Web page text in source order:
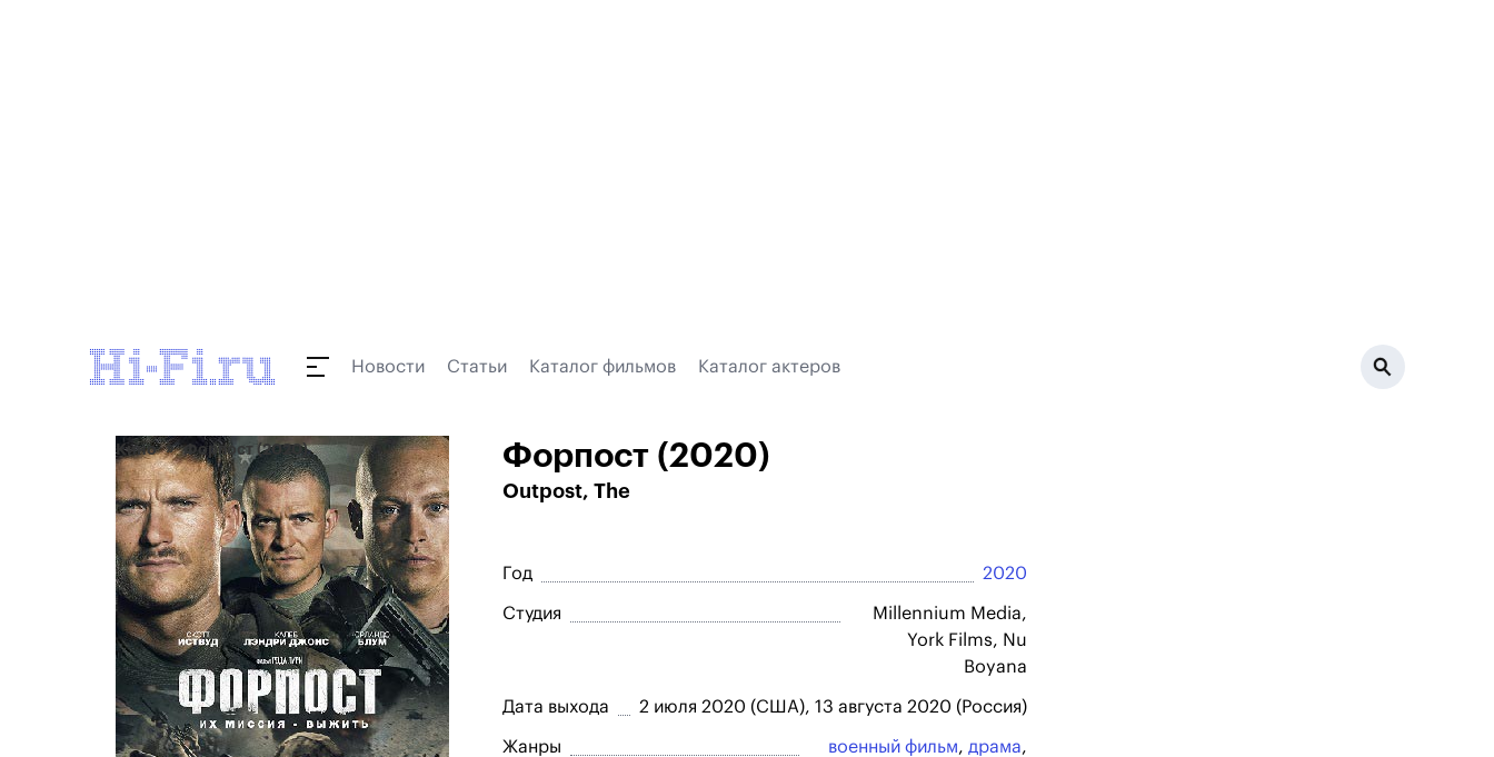
Новости Статьи Каталог фильмов Каталог актеров
Кино Форпост (2020) Форпост (2020)
Outpost, The
Год 2020
Студия
Millennium Media,
York Films, Nu
Boyana
Дата выхода 2 июля 2020 (США), 13 августа 2020 (Россия)
Жанры военный фильм, драма,